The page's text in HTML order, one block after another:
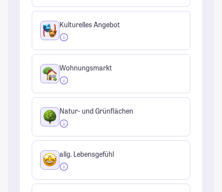
Kulturelles Angebot
Wohnungsmarkt
Natur- und Grünflächen
allg. Lebensgefühl